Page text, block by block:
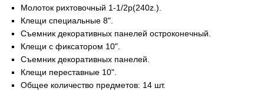
Молоток рихтовочный 1-1/2р(240z.).
Клещи специальные 8".
Съемник декоративных панелей остроконечный.
Клещи с фиксатором 10".
Съемник декоративных панелей.
Клещи переставные 10".
Общее количество предметов: 14 шт.